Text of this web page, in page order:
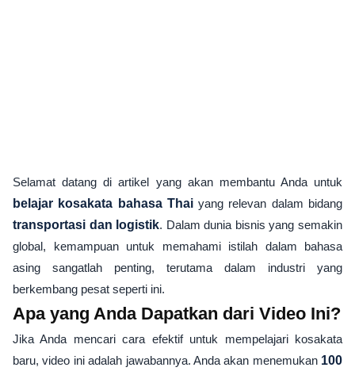
Selamat datang di artikel yang akan membantu Anda untuk
belajar kosakata bahasa Thaiyang relevan dalam bidang
transportasi dan logistik. Dalam dunia bisnis yang semakin
global, kemampuan untuk memahami istilah dalam bahasa
asing sangatlah penting, terutama dalam industri yang
berkembang pesat seperti ini.
Apa yang Anda Dapatkan dari Video Ini?
Jika Anda mencari cara efektif untuk mempelajari kosakata
baru, video ini adalah jawabannya. Anda akan menemukan 100